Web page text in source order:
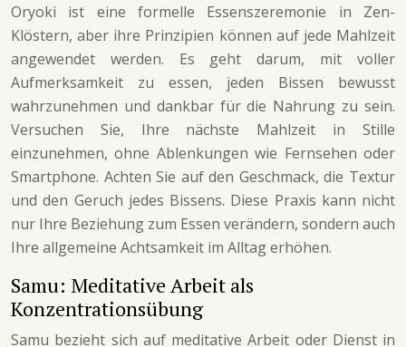
Oryoki ist eine formelle Essenszeremonie in Zen-
Klöstern, aber ihre Prinzipien können auf jede Mahlzeit
angewendet werden. Es geht darum, mit voller
Aufmerksamkeit zu essen, jeden Bissen bewusst
wahrzunehmen und dankbar für die Nahrung zu sein.
Versuchen Sie, Ihre nächste Mahlzeit in Stille
einzunehmen, ohne Ablenkungen wie Fernsehen oder
Smartphone. Achten Sie auf den Geschmack, die Textur
und den Geruch jedes Bissens. Diese Praxis kann nicht
nur Ihre Beziehung zum Essen verändern, sondern auch
Ihre allgemeine Achtsamkeit im Alltag erhöhen.
Samu: Meditative Arbeit als
Konzentrationsübung
Samu bezieht sich auf meditative Arbeit oder Dienst in